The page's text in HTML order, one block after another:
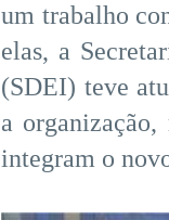
um trabalho
elas, a
(SDEI) teve
a organização,
integram o